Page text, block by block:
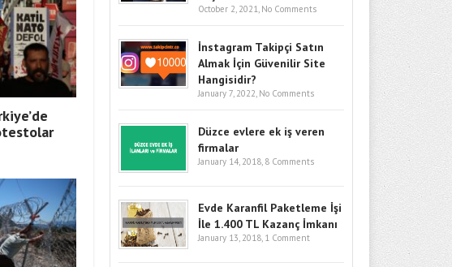
October 2, 2021, No Comments
İnstagram Takipçi Satın
Almak İçin Güvenilir Site
Hangisidir?
January 7, 2022, No Comments
Düzce evlere ek iş veren
firmalar
January 14, 2018, 8 Comments
Evde Karanfil Paketleme İşi
İle 1.400 TL Kazanç İmkanı
January 13, 2018, 1 Comment